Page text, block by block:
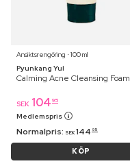
Ansiktsrengöring ⋅ 100 ml
Pyunkang Yul
Calming Acne Cleansing Foam
SEK 104 95
Medlemspris
Normalpris: SEK 144 95
KÖP